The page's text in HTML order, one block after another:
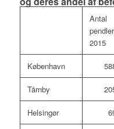
Antal
2015
København
Tårnby
Helsingør